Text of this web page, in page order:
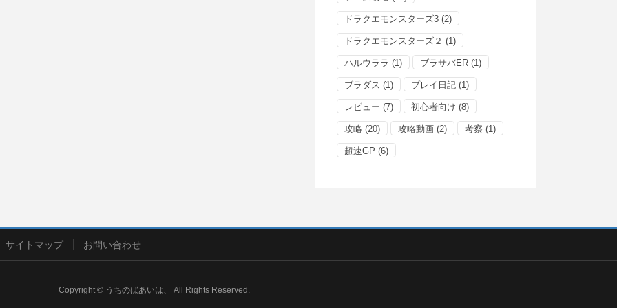
ドラクエモンスターズ3 (2)
ドラクエモンスターズ２ (1)
ハルウララ (1) ブラサバER (1)
ブラダス (1) プレイ日記 (1)
レビュー (7) 初心者向け (8)
攻略 (20) 攻略動画 (2) 考察 (1)
超速GP (6)
サイトマップ お問い合わせ
Copyright © うちのばあいは、 All Rights Reserved.